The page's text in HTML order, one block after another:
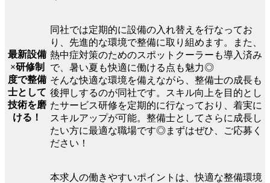
最新設備
×研修制
度で整備
士として
技術を磨
ける！
同社では定期的に設備の入れ替えを行なってお
り、先進的な環境で整備に取り組めます。また、
熱中症対策のためのスポットクーラーも導入済み
で、暑い夏も快適に働ける点も魅力◎
そんな快適な環境を備えながら、整備士の成長も
後押しするのが同社です。スキル向上を目的とし
たサービス研修を定期的に行なっており、着実に
スキルアップが可能。整備士としてさらに成長し
たい方に最適な職場です◎まずはぜひ、ご応募く
ださい！
本求人の働きやすいポイントは、快適な整備環境